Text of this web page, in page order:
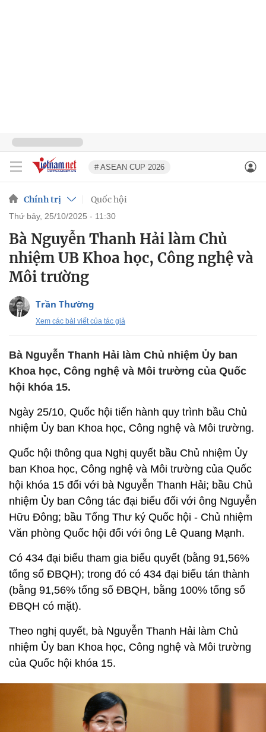
# ASEAN CUP 2026
Chính trị Quốc hội
thứ bảy, 25/10/2025 - 11:30
Bà Nguyễn Thanh Hải làm Chủ
nhiệm UB Khoa học, Công nghệ và
Môi trường
Trần Thường
Xem các bài viết của tác giả
Bà Nguyễn Thanh Hải làm Chủ nhiệm Ủy ban
Khoa học, Công nghệ và Môi trường của Quốc
hội khóa 15.
Ngày 25/10, Quốc hội tiến hành quy trình bầu Chủ
nhiệm Ủy ban Khoa học, Công nghệ và Môi trường.
Quốc hội thông qua Nghị quyết bầu Chủ nhiệm Ủy
ban Khoa học, Công nghệ và Môi trường của Quốc
hội khóa 15 đối với bà Nguyễn Thanh Hải; bầu Chủ
nhiệm Ủy ban Công tác đại biểu đối với ông Nguyễn
Hữu Đông; bầu Tổng Thư ký Quốc hội - Chủ nhiệm
Văn phòng Quốc hội đối với ông Lê Quang Mạnh.
Có 434 đại biểu tham gia biểu quyết (bằng 91,56%
tổng số ĐBQH); trong đó có 434 đại biểu tán thành
(bằng 91,56% tổng số ĐBQH, bằng 100% tổng số
ĐBQH có mặt).
Theo nghị quyết, bà Nguyễn Thanh Hải làm Chủ
nhiệm Ủy ban Khoa học, Công nghệ và Môi trường
của Quốc hội khóa 15.